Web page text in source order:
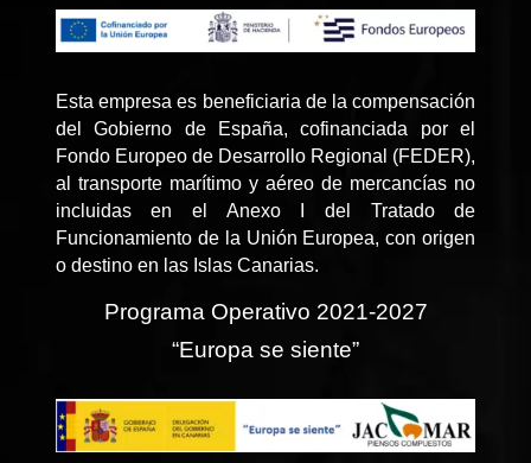
Esta empresa es beneficiaria de la compensación
del Gobierno de España, cofinanciada por el
Fondo Europeo de Desarrollo Regional (FEDER),
al transporte marítimo y aéreo de mercancías no
incluidas en el Anexo I del Tratado de
Funcionamiento de la Unión Europea, con origen
o destino en las Islas Canarias.
Programa Operativo 2021-2027
“Europa se siente”